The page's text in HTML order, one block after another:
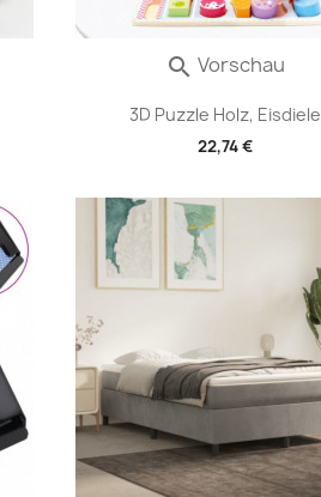
3D Puzzle Holz, Eisdiele
22,74 €
 Vorschau